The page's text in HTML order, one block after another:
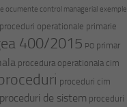
ocumente control managerial exemple
operationale primarie
400/2015 PO primar
procedura operationala cim
proceduri cim
proceduri de sistem proceduri